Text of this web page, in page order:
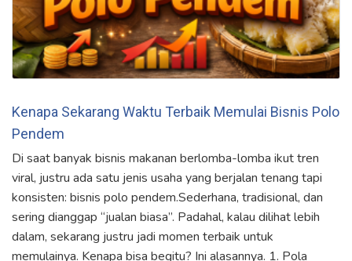
Kenapa Sekarang Waktu Terbaik Memulai Bisnis Polo
Pendem
Di saat banyak bisnis makanan berlomba-lomba ikut tren
viral, justru ada satu jenis usaha yang berjalan tenang tapi
konsisten: bisnis polo pendem.Sederhana, tradisional, dan
sering dianggap “jualan biasa”. Padahal, kalau dilihat lebih
dalam, sekarang justru jadi momen terbaik untuk
memulainya. Kenapa bisa begitu? Ini alasannya. 1. Pola